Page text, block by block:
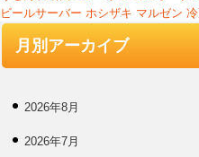
ビールサーバー ホシザキ マルゼン
月別アーカイブ
2026年8月
2026年7月